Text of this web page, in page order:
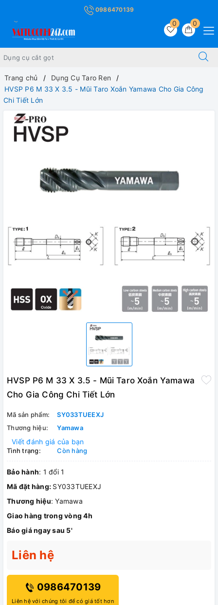
0986470139
0
0
Trang chủ
Dụng Cụ Taro Ren
HVSP P6 M 33 X 3.5 - Mũi Taro Xoắn Yamawa Cho Gia Công
Chi Tiết Lớn
HVSP P6 M 33 X 3.5 - Mũi Taro Xoắn Yamawa
Cho Gia Công Chi Tiết Lớn
Mã sản phẩm:
SY033TUEEXJ
Thương hiệu:
Yamawa
Viết đánh giá của bạn
Tình trạng: Còn hàng
Bảo hành: 1 đổi 1
Mã đặt hàng: SY033TUEEXJ
Thương hiệu: Yamawa
Giao hàng trong vòng 4h
Báo giá ngay sau 5'
Liên hệ
0986470139
Liên hệ với chúng tôi để có giá tốt hơn